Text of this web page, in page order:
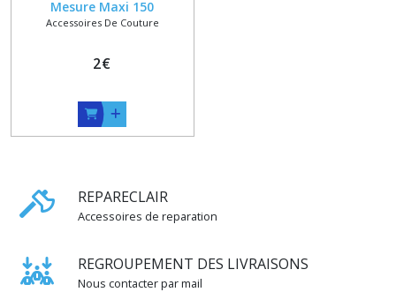
Mesure Maxi 150
Centimètres ou 60 Pouces
Accessoires De Couture
2€
REPARECLAIR
Accessoires de reparation
REGROUPEMENT DES LIVRAISONS
Nous contacter par mail